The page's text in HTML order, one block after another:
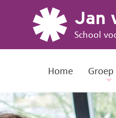
Jan
School
Home Groep